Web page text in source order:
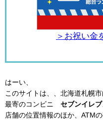
＞お祝い金
はーい、
このサイトは、、北海道札幌
最寄のコンビニ セブンイレ
店舗の位置情報のほか、ATM